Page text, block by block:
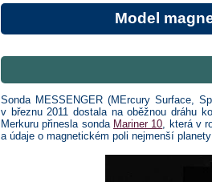
Model
Sonda MESSENGER (MErcury Surface,
v březnu 2011 dostala na oběžnou dráhu
Merkuru přinesla sonda Mariner 10 , která v
a údaje o magnetickém poli nejmenší